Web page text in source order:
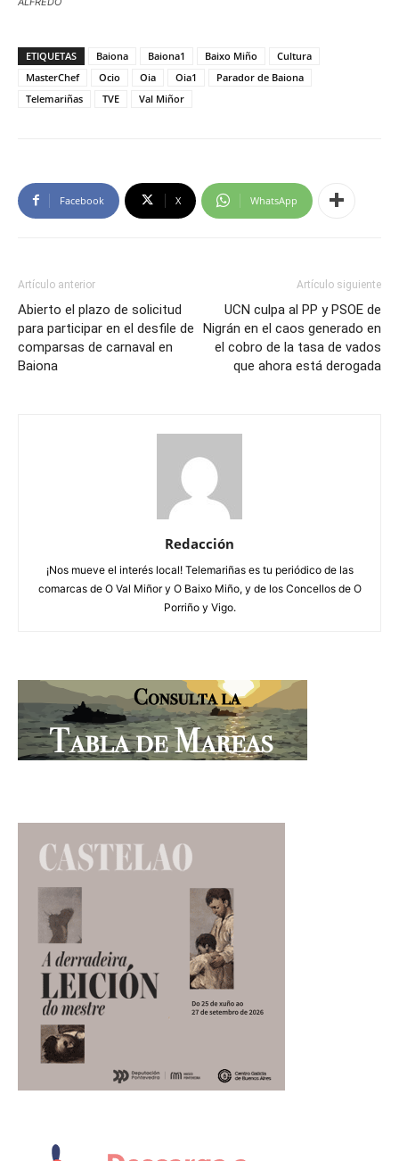
ETIQUETAS Baiona Baiona1 Baixo Miño
Cultura
MasterChef
Ocio Oia Oia1
Parador de Baiona
Telemariñas
TVE Val Miñor
Facebook X WhatsApp
Artículo anterior
Abierto el plazo de solicitud
para participar en el desfile de
comparsas de carnaval en
Baiona
Artículo siguiente
UCN culpa al PP y PSOE de
Nigrán en el caos generado en
el cobro de la tasa de vados
que ahora está derogada
Redacción
¡Nos mueve el interés local! Telemariñas es tu periódico de las
comarcas de O Val Miñor y O Baixo Miño, y de los Concellos de O
Porriño y Vigo.